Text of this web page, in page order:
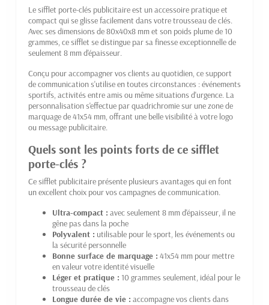
Le sifflet porte-clés publicitaire est un accessoire pratique et
compact qui se glisse facilement dans votre trousseau de clés.
Avec ses dimensions de 80x40x8 mm et son poids plume de 10
grammes, ce sifflet se distingue par sa finesse exceptionnelle de
seulement 8 mm d'épaisseur.
Conçu pour accompagner vos clients au quotidien, ce support
de communication s'utilise en toutes circonstances : événements
sportifs, activités entre amis ou même situations d'urgence. La
personnalisation s'effectue par quadrichromie sur une zone de
marquage de 41x54 mm, offrant une belle visibilité à votre logo
ou message publicitaire.
Quels sont les points forts de ce sifflet
porte-clés ?
Ce sifflet publicitaire présente plusieurs avantages qui en font
un excellent choix pour vos campagnes de communication.
Ultra-compact : avec seulement 8 mm d'épaisseur, il ne
gêne pas dans la poche
Polyvalent : utilisable pour le sport, les événements ou
la sécurité personnelle
Bonne surface de marquage : 41x54 mm pour mettre
en valeur votre identité visuelle
Léger et pratique : 10 grammes seulement, idéal pour le
trousseau de clés
Longue durée de vie : accompagne vos clients dans